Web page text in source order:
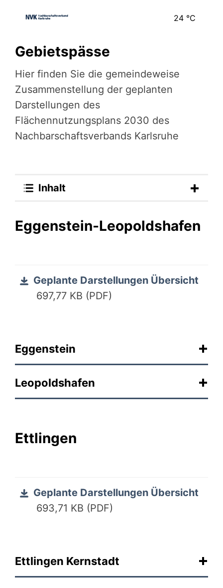
24 °C
Gebietspässe
Hier finden Sie die gemein­de­weise
Zusam­men­stel­lung der ge­plan­ten
Darstel­lun­gen des
Flächennutzungsplans 2030 des
Nachbarschaftsverbands Karlsruhe
Inhalt
Eggenstein-Leopoldshafen
Geplante Darstellungen Übersicht
697,77 KB (PDF)
Eggenstein
Leopoldshafen
Ettlingen
Geplante Darstellungen Übersicht
693,71 KB (PDF)
Ettlingen Kernstadt